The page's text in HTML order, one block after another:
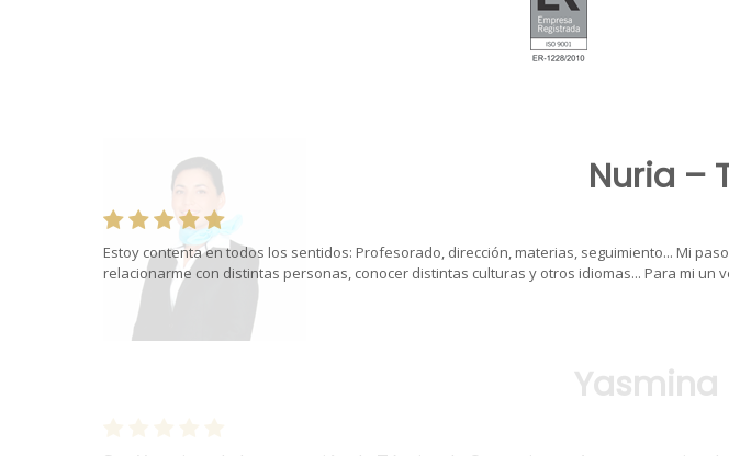
Nuria –
Estoy contenta en todos los sentidos: Profesorado, dirección, materias, seguimiento... Mi
relacionarme con distintas personas, conocer distintas culturas y otros idiomas... Para mi un